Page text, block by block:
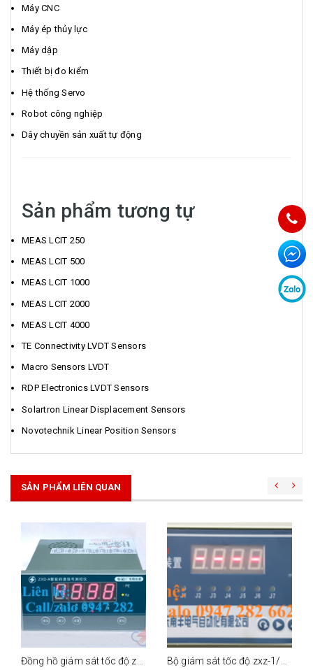
Máy CNC
Máy ép thủy lực
Máy dập
Thiết bị đo kiểm
Hệ thống Servo
Robot công nghiệp
Dây chuyền sản xuất tự động
Sản phẩm tương tự
MEAS LCIT 250
MEAS LCIT 500
MEAS LCIT 1000
MEAS LCIT 2000
MEAS LCIT 4000
TE Connectivity LVDT Sensors
Macro Sensors LVDT
RDP Electronics LVDT Sensors
Solartron Linear Displacement Sensors
Novotechnik Linear Position Sensors
SẢN PHẨM LIÊN QUAN